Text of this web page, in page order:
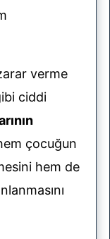
verme
ciddi
çocuğun
hem de